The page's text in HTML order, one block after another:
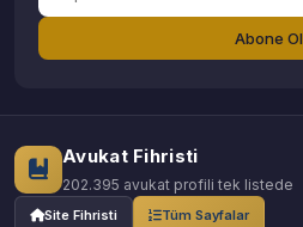
Abone Ol
Avukat Fihristi
202.395 avukat profili tek listede
Site Fihristi Tüm Sayfalar